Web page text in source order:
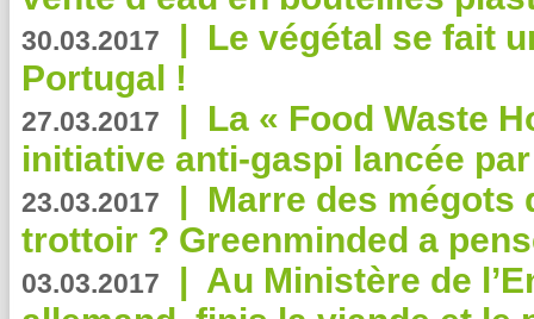
30.03.2017 | Le végétal se fait
Portugal !
27.03.2017 | La « Food Waste
initiative anti-gaspi lancée
23.03.2017 | Marre des mégots
trottoir ? Greenminded a
03.03.2017 | Au Ministère de